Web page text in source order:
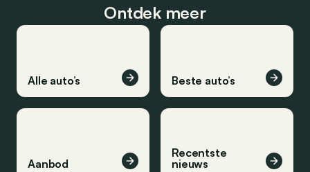
Ontdek meer
Alle auto’s Beste auto’s
Aanbod
Recentste
nieuws